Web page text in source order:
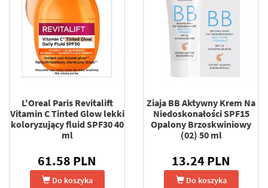
L'Oreal Paris Revitalift
Vitamin C Tinted Glow lekki
koloryzujący fluid SPF30 40
ml
61.58 PLN
Do koszyka
Ziaja BB Aktywny Krem Na
Niedoskonałości SPF15
Opalony Brzoskwiniowy
(02) 50 ml
13.24 PLN
Do koszyka